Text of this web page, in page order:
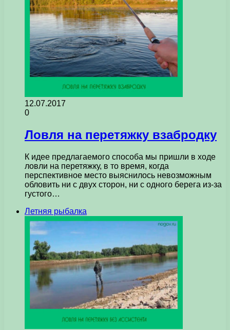
12.07.2017
0
Ловля на перетяжку взабродку
К идее предлагаемого способа мы пришли в ходе
ловли на перетяжку, в то время, когда
перспективное место выяснилось невозможным
обловить ни с двух сторон, ни с одного берега из-за
густого…
Летняя рыбалка